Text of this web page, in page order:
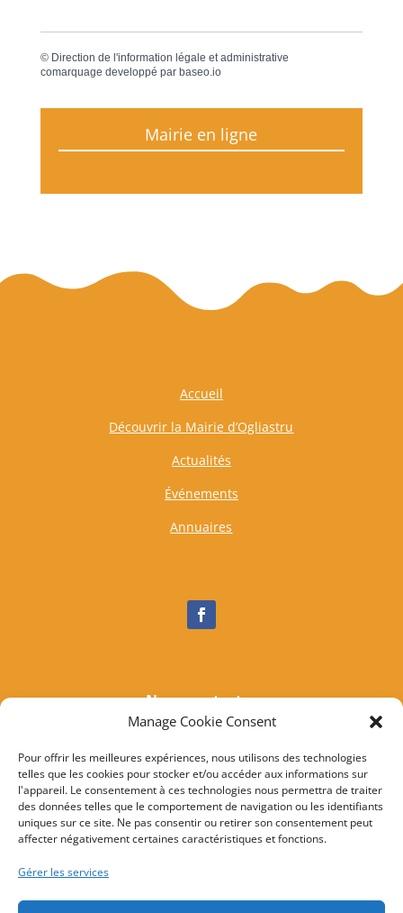
Manage Cookie Consent
Pour offrir les meilleures expériences, nous utilisons des technologies
telles que les cookies pour stocker et/ou accéder aux informations sur
l'appareil. Le consentement à ces technologies nous permettra de traiter
des données telles que le comportement de navigation ou les identifiants
uniques sur ce site. Ne pas consentir ou retirer son consentement peut
affecter négativement certaines caractéristiques et fonctions.
Gérer les services
© Direction de l'information légale et administrative
comarquage developpé par baseo.io
Mairie en ligne
Accueil
Découvrir la Mairie d’Ogliastru
Actualités
Événements
Annuaires
Nous contacter
Tél :
Mail:mairieogliastru@wanadoo.fr
Adresse :Marine d’Albo
20217 Ogliastru
© 2022 Mairie d’Ogliastru – Réalisation